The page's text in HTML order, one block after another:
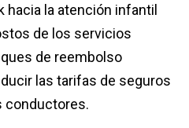
hacia la atención infantil
de los servicios
de reembolso
las tarifas de seguros
conductores.